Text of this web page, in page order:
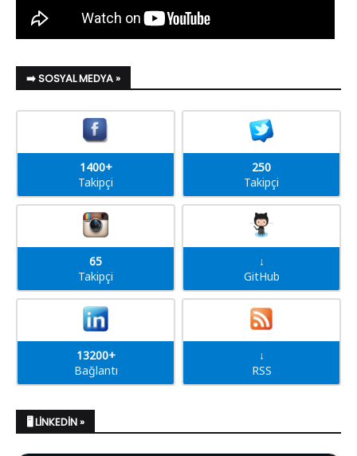
➡️ SOSYAL MEDYA »
1400+
Takipçi
250
Takipçi
65
Takipçi
↓
GitHub
13200+
Bağlantı
↓
RSS
🖥️ LINKEDIN »